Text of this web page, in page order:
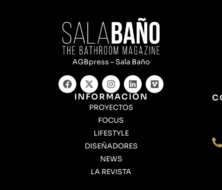
AGBpress – Sala Baño
INFORMACIÓN
PROYECTOS
FOCUS
LIFESTYLE
DISEÑADORES
NEWS
LA REVISTA